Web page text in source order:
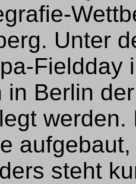
Unter
Fieldday
in Berlin
steht